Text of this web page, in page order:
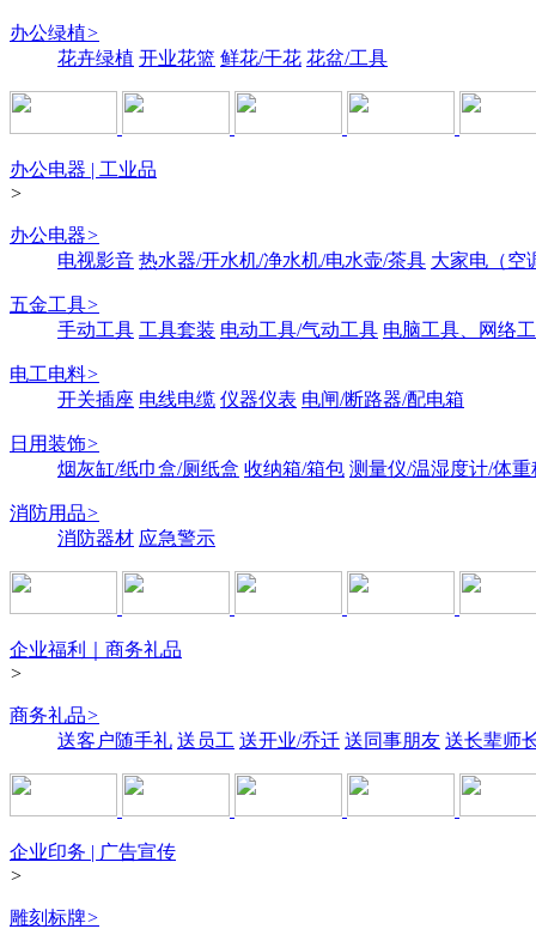
办公绿植>
花卉绿植 开业花篮 鲜花/干花 花盆/工具
办公电器 | 工业品
>
办公电器>
电视影音 热水器/开水机/净水机/电水壶/茶具 大家电（空
五金工具>
手动工具 工具套装 电动工具/气动工具 电脑工具、网络
电工电料>
开关插座 电线电缆 仪器仪表 电闸/断路器/配电箱
日用装饰>
烟灰缸/纸巾盒/厕纸盒 收纳箱/箱包 测量仪/温湿度计/体重
消防用品>
消防器材 应急警示
企业福利｜商务礼品
>
商务礼品>
送客户随手礼 送员工 送开业/乔迁 送同事朋友 送长辈师
企业印务 | 广告宣传
>
雕刻标牌>